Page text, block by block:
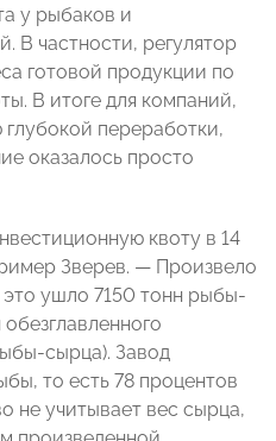
у рыбаков и
В частности, регулятор
готовой продукции по
В итоге для компаний,
переработки,
оказалось просто
квоту в 14
Зверев. — Произвело
это ушло 7150 тонн рыбы-
сырца). Завод
то есть 78 процентов
не учитывает вес сырца,